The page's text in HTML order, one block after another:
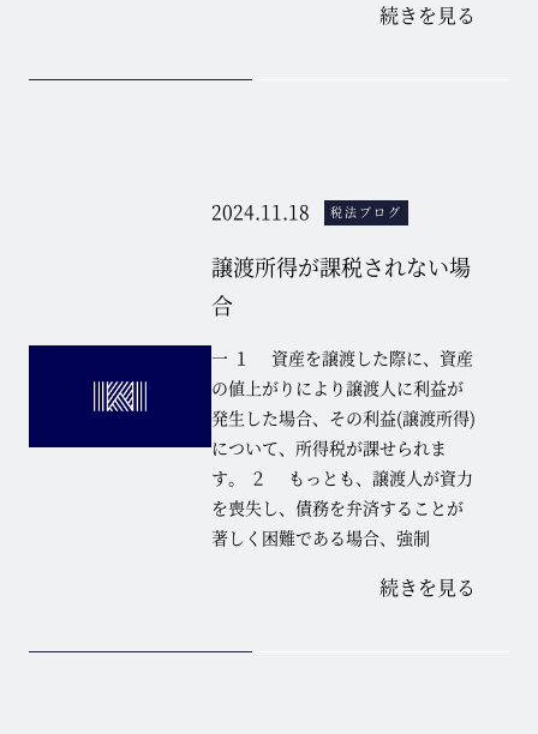
続きを見る
2024.11.18 税法ブログ
譲渡所得が課税されない場
合
一 １ 資産を譲渡した際に、資産
の値上がりにより譲渡人に利益が
発生した場合、その利益(譲渡所得)
について、所得税が課せられま
す。 ２ もっとも、譲渡人が資力
を喪失し、債務を弁済することが
著しく困難である場合、強制
続きを見る